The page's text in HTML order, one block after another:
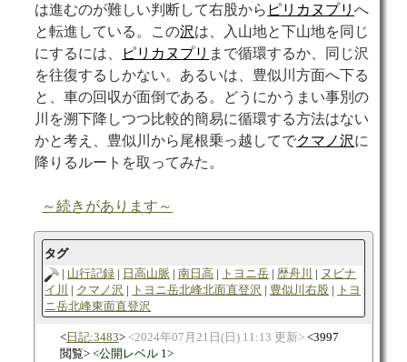
は進むのが難しい判断して右股から ピリカヌプリへ
と転進している。この沢は、入山地と下山地を同じ
にするには、
ピリカヌプリ まで循環するか、同じ沢
を往復するしかない。あるいは、豊似川方面へ下る
と、車の回収が面倒である。どうにかうまい事別の
川を溯下降しつつ比較的簡易に循環する方法はない
かと考え、豊似川から尾根乗っ越してでクマノ沢に
降りるルートを取ってみた。
～続きがあります～
タグ
山行記録
日高山脈 南日高 トヨニ岳 歴舟川
ヌビナ
イ川
クマノ沢 トヨニ岳北峰北面直登沢 豊似川右股
トヨ
ニ岳北峰東面直登沢
日記:3483 2024年07月21日(日) 11:13 更新
3997
閲覧
公開レベル 1